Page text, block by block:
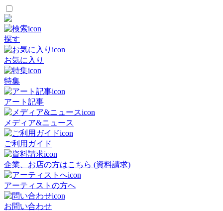
探す
お気に入り
特集
アート記事
メディア&ニュース
ご利用ガイド
企業、お店の方はこちら (資料請求)
アーティストの方へ
お問い合わせ